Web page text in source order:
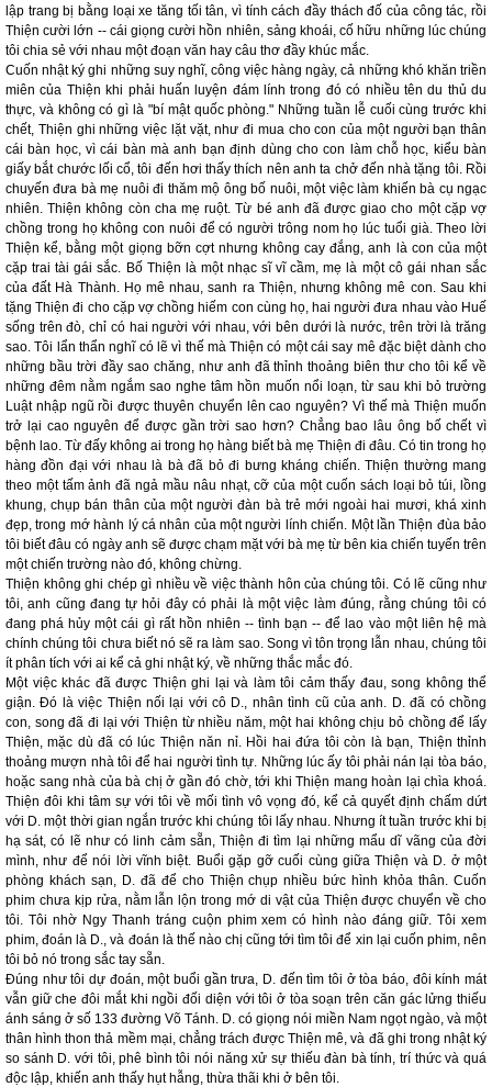
lập trang bị bằng loại xe tăng tối tân, vì tính cách đầy thách đố của công tác, rồi
Thiện cười lớn -- cái giọng cười hồn nhiên, sảng khoái, cố hữu những lúc chúng
tôi chia sẻ với nhau một đoạn văn hay câu thơ đầy khúc mắc.
Cuốn nhật ký ghi những suy nghĩ, công việc hàng ngày, cả những khó khăn triền
miên của Thiện khi phải huấn luyện đám lính trong đó có nhiều tên du thủ du
thực, và không có gì là "bí mật quốc phòng." Những tuần lễ cuối cùng trước khi
chết, Thiện ghi những việc lặt vặt, như đi mua cho con của một người bạn thân
cái bàn học, vì cái bàn mà anh bạn định dùng cho con làm chỗ học, kiểu bàn
giấy bắt chước lối cổ, tôi đến hơi thấy thích nên anh ta chở đến nhà tặng tôi. Rồi
chuyến đưa bà mẹ nuôi đi thăm mộ ông bố nuôi, một việc làm khiến bà cụ ngạc
nhiên. Thiện không còn cha mẹ ruột. Từ bé anh đã được giao cho một cặp vợ
chồng trong họ không con nuôi để có người trông nom họ lúc tuổi già. Theo lời
Thiện kể, bằng một giọng bỡn cợt nhưng không cay đắng, anh là con của một
cặp trai tài gái sắc. Bố Thiện là một nhạc sĩ vĩ cầm, mẹ là một cô gái nhan sắc
của đất Hà Thành. Họ mê nhau, sanh ra Thiện, nhưng không mê con. Sau khi
tặng Thiện đi cho cặp vợ chồng hiếm con cùng họ, hai người đưa nhau vào Huế
sống trên đò, chỉ có hai người với nhau, với bên dưới là nước, trên trời là trăng
sao. Tôi lẩn thẩn nghĩ có lẽ vì thế mà Thiện có một cái say mê đặc biệt dành cho
những bầu trời đầy sao chăng, như anh đã thỉnh thoảng biên thư cho tôi kể về
những đêm nằm ngắm sao nghe tâm hồn muốn nổi loạn, từ sau khi bỏ trường
Luật nhập ngũ rồi được thuyên chuyển lên cao nguyên? Vì thế mà Thiện muốn
trở lại cao nguyên để được gần trời sao hơn? Chẳng bao lâu ông bố chết vì
bệnh lao. Từ đấy không ai trong họ hàng biết bà mẹ Thiện đi đâu. Có tin trong họ
hàng đồn đại với nhau là bà đã bỏ đi bưng kháng chiến. Thiện thường mang
theo một tấm ảnh đã ngả mầu nâu nhạt, cỡ của một cuốn sách loại bỏ túi, lồng
khung, chụp bán thân của một người đàn bà trẻ mới ngoài hai mươi, khá xinh
đẹp, trong mớ hành lý cá nhân của một người lính chiến. Một lần Thiện đùa bảo
tôi biết đâu có ngày anh sẽ được chạm mặt với bà mẹ từ bên kia chiến tuyến trên
một chiến trường nào đó, không chừng.
Thiện không ghi chép gì nhiều về việc thành hôn của chúng tôi. Có lẽ cũng như
tôi, anh cũng đang tự hỏi đây có phải là một việc làm đúng, rằng chúng tôi có
đang phá hủy một cái gì rất hồn nhiên -- tình bạn -- để lao vào một liên hệ mà
chính chúng tôi chưa biết nó sẽ ra làm sao. Song vì tôn trọng lẫn nhau, chúng tôi
ít phân tích với ai kể cả ghi nhật ký, về những thắc mắc đó.
Một việc khác đã được Thiện ghi lại và làm tôi cảm thấy đau, song không thể
giận. Đó là việc Thiện nối lại với cô D., nhân tình cũ của anh. D. đã có chồng
con, song đã đi lại với Thiện từ nhiều năm, một hai không chịu bỏ chồng để lấy
Thiện, mặc dù đã có lúc Thiện năn nỉ. Hồi hai đứa tôi còn là bạn, Thiện thỉnh
thoảng mượn nhà tôi để hai người tình tự. Những lúc ấy tôi phải nán lại tòa báo,
hoặc sang nhà của bà chị ở gần đó chờ, tới khi Thiện mang hoàn lại chìa khoá.
Thiện đôi khi tâm sự với tôi về mối tình vô vọng đó, kể cả quyết định chấm dứt
với D. một thời gian ngắn trước khi chúng tôi lấy nhau. Nhưng ít tuần trước khi bị
hạ sát, có lẽ như có linh cảm sẵn, Thiện đi tìm lại những mẩu dĩ vãng của đời
mình, như để nói lời vĩnh biệt. Buổi gặp gỡ cuối cùng giữa Thiện và D. ở một
phòng khách sạn, D. đã để cho Thiện chụp nhiều bức hình khỏa thân. Cuốn
phim chưa kịp rửa, nằm lẫn lộn trong mớ di vật của Thiện được chuyển về cho
tôi. Tôi nhờ Ngy Thanh tráng cuộn phim xem có hình nào đáng giữ. Tôi xem
phim, đoán là D., và đoán là thế nào chị cũng tới tìm tôi để xin lại cuốn phim, nên
tôi bỏ nó trong sắc tay sẵn.
Đúng như tôi dự đoán, một buổi gần trưa, D. đến tìm tôi ở tòa báo, đôi kính mát
vẫn giữ che đôi mắt khi ngồi đối diện với tôi ở tòa soạn trên căn gác lửng thiếu
ánh sáng ở số 133 đường Võ Tánh. D. có giọng nói miền Nam ngọt ngào, và một
thân hình thon thả mềm mại, chẳng trách được Thiện mê, và đã ghi trong nhật ký
so sánh D. với tôi, phê bình tôi nói năng xử sự thiếu đàn bà tính, trí thức và quá
độc lập, khiến anh thấy hụt hẫng, thừa thãi khi ở bên tôi.